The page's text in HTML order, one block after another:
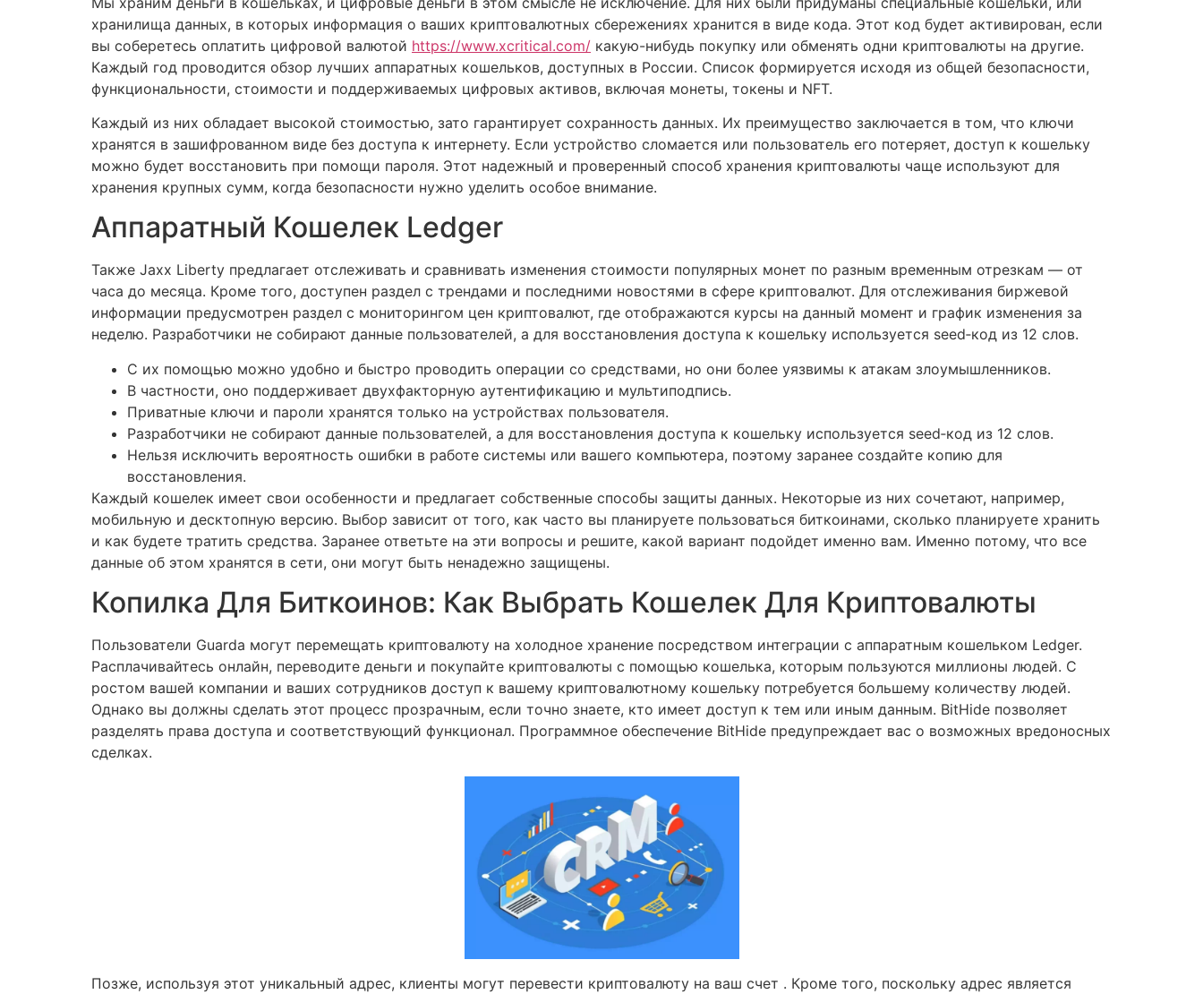
хранилища данных, в которых информация о ваших криптовалютных сбережениях хранится в виде кода. Этот код будет активирован, если
вы соберетесь оплатить цифровой валютой https://www.xcritical.com/ какую-нибудь покупку или обменять одни криптовалюты на другие.
Каждый год проводится обзор лучших аппаратных кошельков, доступных в России. Список формируется исходя из общей безопасности,
функциональности, стоимости и поддерживаемых цифровых активов, включая монеты, токены и NFT.
Каждый из них обладает высокой стоимостью, зато гарантирует сохранность данных. Их преимущество заключается в том, что ключи
хранятся в зашифрованном виде без доступа к интернету. Если устройство сломается или пользователь его потеряет, доступ к кошельку
можно будет восстановить при помощи пароля. Этот надежный и проверенный способ хранения криптовалюты чаще используют для
хранения крупных сумм, когда безопасности нужно уделить особое внимание.
Аппаратный Кошелек Ledger
Также Jaxx Liberty предлагает отслеживать и сравнивать изменения стоимости популярных монет по разным временным отрезкам — от
часа до месяца. Кроме того, доступен раздел с трендами и последними новостями в сфере криптовалют. Для отслеживания биржевой
информации предусмотрен раздел с мониторингом цен криптовалют, где отображаются курсы на данный момент и график изменения за
неделю. Разработчики не собирают данные пользователей, а для восстановления доступа к кошельку используется seed‑код из 12 слов.
С их помощью можно удобно и быстро проводить операции со средствами, но они более уязвимы к атакам злоумышленников.
В частности, оно поддерживает двухфакторную аутентификацию и мультиподпись.
Приватные ключи и пароли хранятся только на устройствах пользователя.
Разработчики не собирают данные пользователей, а для восстановления доступа к кошельку используется seed‑код из 12 слов.
Нельзя исключить вероятность ошибки в работе системы или вашего компьютера, поэтому заранее создайте копию для
восстановления.
Каждый кошелек имеет свои особенности и предлагает собственные способы защиты данных. Некоторые из них сочетают, например,
мобильную и десктопную версию. Выбор зависит от того, как часто вы планируете пользоваться биткоинами, сколько планируете хранить
и как будете тратить средства. Заранее ответьте на эти вопросы и решите, какой вариант подойдет именно вам. Именно потому, что все
данные об этом хранятся в сети, они могут быть ненадежно защищены.
Копилка Для Биткоинов: Как Выбрать Кошелек Для Криптовалюты
Пользователи Guarda могут перемещать криптовалюту на холодное хранение посредством интеграции с аппаратным кошельком Ledger.
Расплачивайтесь онлайн, переводите деньги и покупайте криптовалюты с помощью кошелька, которым пользуются миллионы людей. С
ростом вашей компании и ваших сотрудников доступ к вашему криптовалютному кошельку потребуется большему количеству людей.
Однако вы должны сделать этот процесс прозрачным, если точно знаете, кто имеет доступ к тем или иным данным. BitHide позволяет
разделять права доступа и соответствующий функционал. Программное обеспечение BitHide предупреждает вас о возможных вредоносных
сделках.
Позже, используя этот уникальный адрес, клиенты могут перевести криптовалюту на ваш счет . Кроме того, поскольку адрес является